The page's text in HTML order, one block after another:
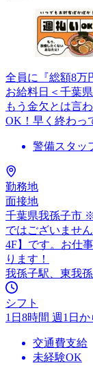
全員に『総額8
お給料日＜千葉
もう金欠とは言
OK！早く終わっ
警備スタッ
勤務地
面接地
千葉県我孫子市
ではございませ
4F】です。お仕
ります！
我孫子駅、東我
シフト
1日8時間 週1日
交通費支給
未経験OK